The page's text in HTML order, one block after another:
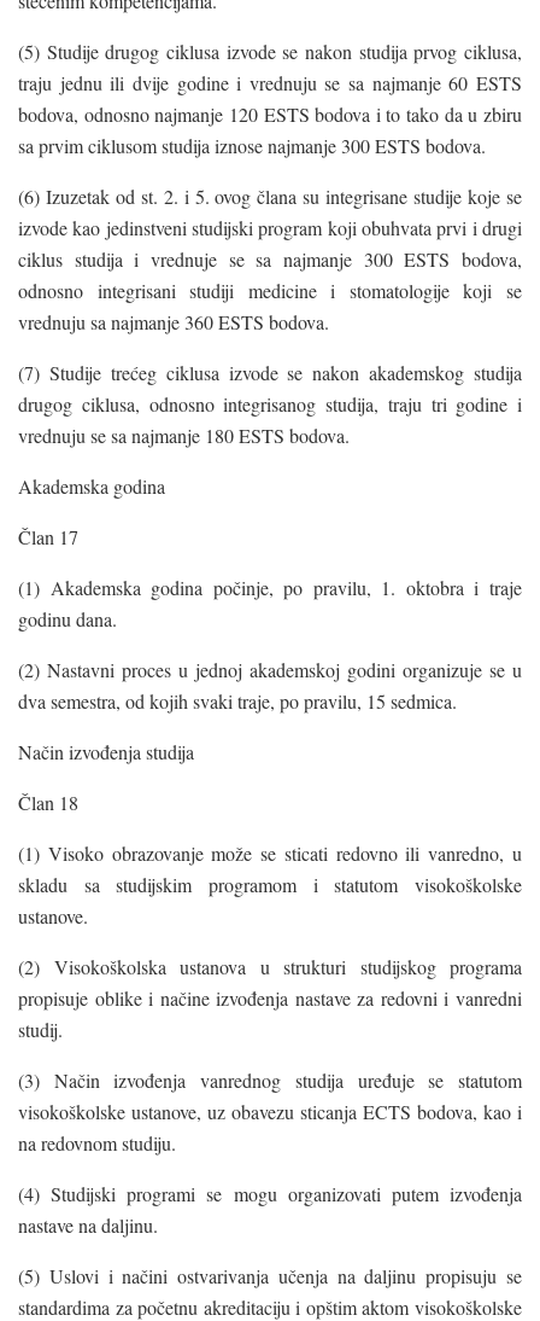
(5) Studije drugog ciklusa izvode se nakon studija prvog ciklusa,
traju jednu ili dvije godine i vrednuju se sa najmanje 60 ESTS
bodova, odnosno najmanje 120 ESTS bodova i to tako da u zbiru
sa prvim ciklusom studija iznose najmanje 300 ESTS bodova.
(6) Izuzetak od st. 2. i 5. ovog člana su integrisane studije koje se
izvode kao jedinstveni studijski program koji obuhvata prvi i drugi
ciklus studija i vrednuje se sa najmanje 300 ESTS bodova,
odnosno integrisani studiji medicine i stomatologije koji se
vrednuju sa najmanje 360 ESTS bodova.
(7) Studije trećeg ciklusa izvode se nakon akademskog studija
drugog ciklusa, odnosno integrisanog studija, traju tri godine i
vrednuju se sa najmanje 180 ESTS bodova.
Akademska godina
Član 17
(1) Akademska godina počinje, po pravilu, 1. oktobra i traje
godinu dana.
(2) Nastavni proces u jednoj akademskoj godini organizuje se u
dva semestra, od kojih svaki traje, po pravilu, 15 sedmica.
Način izvođenja studija
Član 18
(1) Visoko obrazovanje može se sticati redovno ili vanredno, u
skladu sa studijskim programom i statutom visokoškolske
ustanove.
(2) Visokoškolska ustanova u strukturi studijskog programa
propisuje oblike i načine izvođenja nastave za redovni i vanredni
studij.
(3) Način izvođenja vanrednog studija uređuje se statutom
visokoškolske ustanove, uz obavezu sticanja ECTS bodova, kao i
na redovnom studiju.
(4) Studijski programi se mogu organizovati putem izvođenja
nastave na daljinu.
(5) Uslovi i načini ostvarivanja učenja na daljinu propisuju se
standardima za početnu akreditaciju i opštim aktom visokoškolske